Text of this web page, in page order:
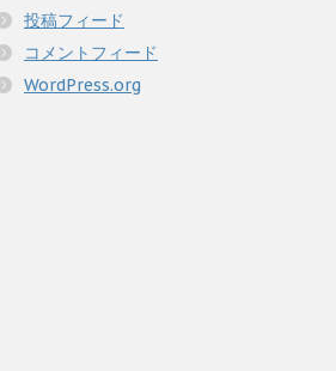
投稿フィード
コメントフィード
WordPress.org